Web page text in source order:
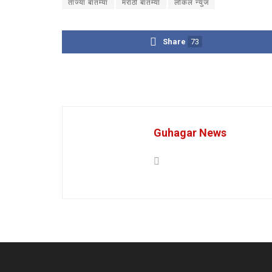
ताज्या बातम्या मराठी बातम्या लोकल न्युज
Share 73
Guhagar News